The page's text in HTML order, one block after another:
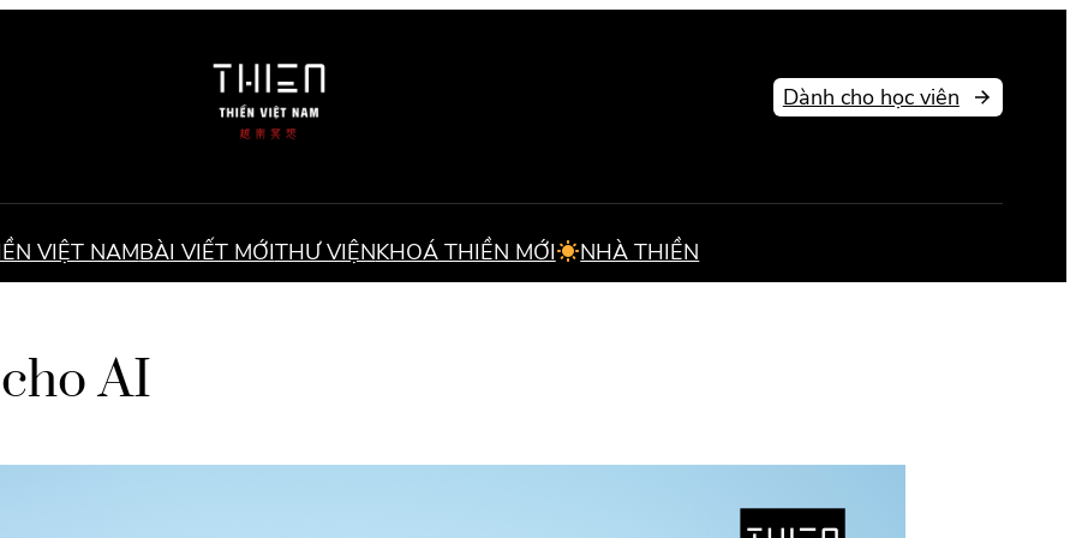
Dành cho học viên
VIỆT NAMBÀI VIẾT MỚITHƯ VIỆNKHOÁ THIỀN MỚI NHÀ THIỀN
AI